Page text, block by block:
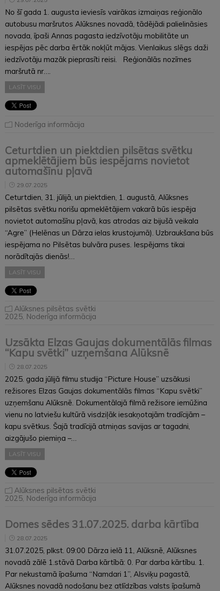
No šī gada 1. augusta ieviesīs vairākas izmaiņas reģionālo
autobusu maršrutos Alūksnes novadā, tādējādi palielināsies
novada, īpaši Annas pagasta iedzīvotāju mobilitāte un
iespējas pēc darba ērtāk nokļūt mājas. Vienlaikus slēgs daži
iedzīvotāju mazāk pieprasīti reisi. Reģionālās nozīmes
maršrutā nr….
LASĪT VISU
Noderīga informācija
Ceturtdien un piektdien pilsētas svētku
apmeklētājiem būs iespējams novietot
automašīnu pļavā
29.07.2025
Ceturtdien, 31. jūlijā, un piektdien, 1. augustā, Alūksnes
pilsētas svētku norišu apmeklētājiem vakarā būs iespēja
novietot automašīnu pļavā, kas atrodas aiz bijušā veikala
“Agre” (Helēnas un Dārza ielas krustojumā). Uzbraukšana būs
iespējama no Pilsētas bulvāra puses. Iespējams tikai
norādītajās dienās!…
LASĪT VISU
Alūksnes pilsētas svētki
2025 Noderīga informācija
Uzsākta Elzas Gaujas dokumentālās filmas
“Kapu svētki” uzņemšana Alūksnē
28.07.2025
2025. gada jūlijā filmu studija “Picture House” uzsākusi
režisores Elzas Gaujas dokumentālās filmas “Kapu svētki”
uzņemšanu Alūksnē. Dokumentālajā filmā režisore iemūžina
vienu no latviešu kultūrā visdziļāk iesakņotajām tradīcijām –
kapu svētkus. Šajā tradīcijā atmiņas savijas ar tagadni,
aizgājušo piemiņa –…
LASĪT VISU
Alūksnes pilsētas svētki
2025 Noderīga informācija
Domes sēdes 31.07.2025. darba kārtība
28.07.2025
31.07.2025, plkst. 09:00 Dārza ielā 11, Alūksnē, Alūksnes
novadā zālē 1.stāvā Darba kārtībā: 0. Par darba kārtību. 1.
Par nekustamā īpašuma “Namdari 1”, Alsviķu pagastā,
Alūksnes novadā nodošanu bez atlīdzības valsts īpašumā